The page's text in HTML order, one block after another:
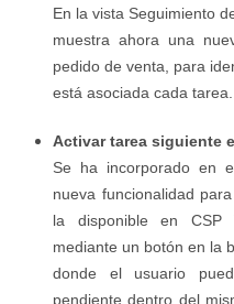
En la vista Seguimiento
muestra ahora una
pedido de venta, para
está asociada cada tarea.
Activar tarea siguiente
Se ha incorporado en
nueva funcionalidad
la disponible en CSP
mediante un botón en la
donde el usuario
pendiente dentro del